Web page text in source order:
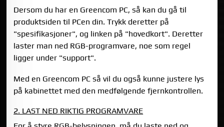
Dersom du har en Greencom PC, så kan du gå til
produktsiden til PCen din. Trykk deretter på
"spesifikasjoner", og linken på "hovedkort". Deretter
laster man ned RGB-programvare, noe som regel
ligger under "support".
Med en Greencom PC så vil du også kunne justere lys
på kabinettet med den medfølgende fjernkontrollen.
2. LAST NED RIKTIG PROGRAMVARE